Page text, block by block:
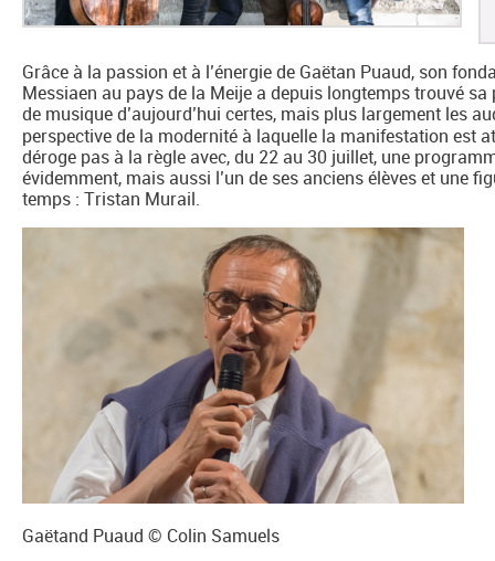
Grâce à la passion et à l’énergie de Gaëtan Puaud, son
Messiaen au pays de la Meije a depuis longtemps trouvé
de musique d’aujourd’hui certes, mais plus largement les
perspective de la modernité à laquelle la manifestation est
déroge pas à la règle avec, du 22 au 30 juillet, une
évidemment, mais aussi l’un de ses anciens élèves et une
temps : Tristan Murail.
Gaëtand Puaud © Colin Samuels